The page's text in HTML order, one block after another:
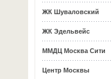
ЖК Шуваловский
ЖК Эдельвейс
ММДЦ Москва Сити
Центр Москвы